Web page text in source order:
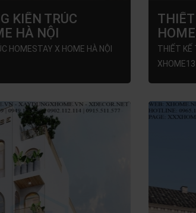
KIẾN TRÚC
HÀ NỘI
HOMESTAY X HOME HÀ NỘI
THIẾT KẾ
XHOME13